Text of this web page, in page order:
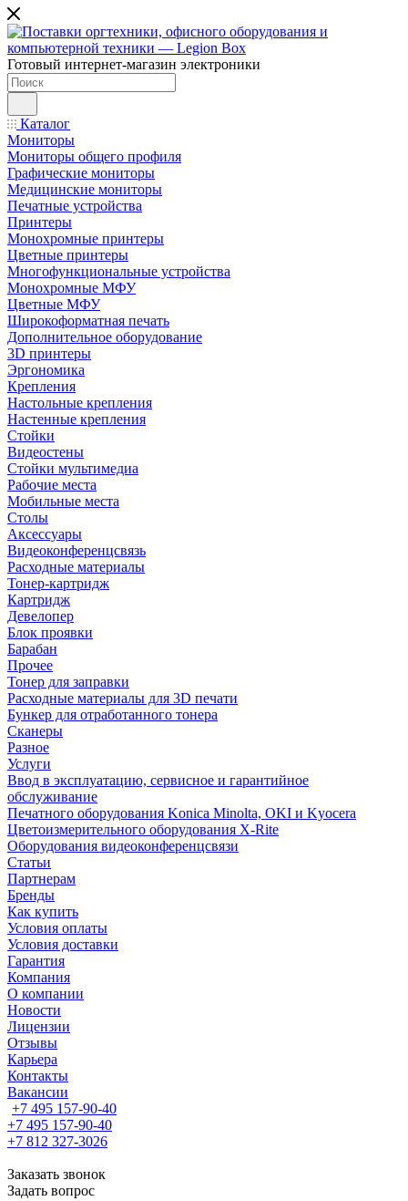
Готовый интернет-магазин электроники
Каталог
Мониторы
Мониторы общего профиля
Графические мониторы
Медицинские мониторы
Печатные устройства
Принтеры
Моноxромныe принтеры
Цвeтныe принтеры
Многофункциональные устройства
Монохромные МФУ
Цветные МФУ
Широкоформатная печать
Дополнительное оборудование
3D принтеры
Эргономика
Крепления
Настольные крепления
Настенные крепления
Стойки
Видеостены
Стойки мультимедиа
Рабочие места
Мобильные места
Столы
Аксессуары
Видеоконференцсвязь
Расходные материалы
Тонер-картридж
Картридж
Девелопер
Блок проявки
Барабан
Прочее
Тонер для заправки
Расходные материалы для 3D печати
Бункер для отработанного тонера
Сканеры
Разное
Услуги
Ввод в эксплуатацию, сервисное и гарантийное
обслуживание
Печатного оборудования Konica Minolta, OKI и Kyocera
Цветоизмерительного оборудования X-Rite
Оборудования видеоконференцсвязи
Статьи
Партнерам
Бренды
Как купить
Условия оплаты
Условия доставки
Гарантия
Компания
О компании
Новости
Лицензии
Отзывы
Карьера
Контакты
Вакансии
+7 495 157-90-40
+7 495 157-90-40
+7 812 327-3026
Заказать звонок
Задать вопрос